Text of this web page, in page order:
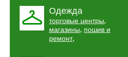
Одежда
торговые центры,
магазины, пошив и
ремонт,